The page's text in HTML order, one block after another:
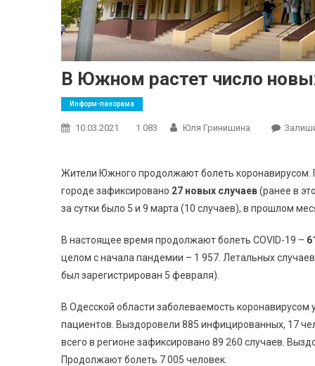
В Южном растет число
Информ-панорама
10.03.2021 1 083 Юля Гринишина
Жители Южного продолжают болеть
городе зафиксировано 27 новых случаев(ранее в
за сутки было 5 и 9 марта (10 случаев), в прошлом
В настоящее время продолжают болеть COVID-19 –
целом с начала пандемии – 1 957. Летальных
был зарегистрирован 5 февраля).
В Одесской области заболеваемость коронавирусом
пациентов. Выздоровели 885 инфицированных, 17
всего в регионе зафиксировано 89 260 случаев.
Продолжают болеть 7 005 человек.